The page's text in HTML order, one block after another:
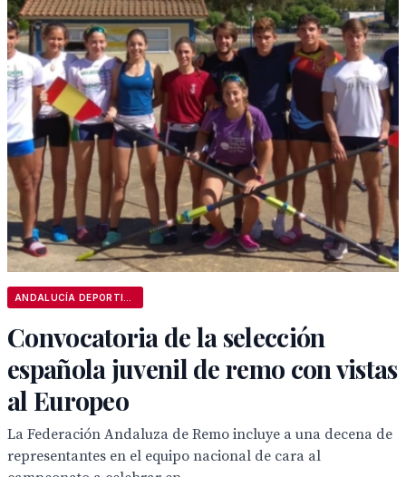
Convocatoria de la selección
española juvenil de remo con vistas
al Europeo
La Federación Andaluza de Remo incluye a una decena de
representantes en el equipo nacional de cara al